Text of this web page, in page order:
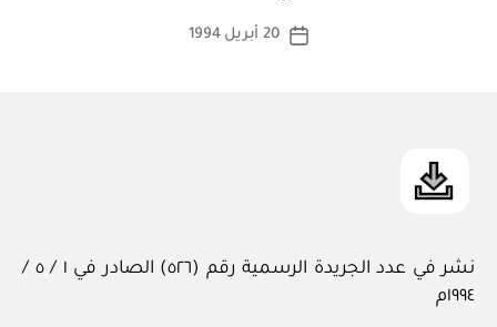
كاتب
ة
تاريخ
20 أبريل 1994
نشر في عدد الجريدة الرسمية رقم (٥٢٦) الصادر في ١ / ٥ /
١٩٩٤م